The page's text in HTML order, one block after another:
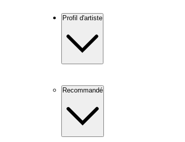
Profil d'artiste
Recommandé